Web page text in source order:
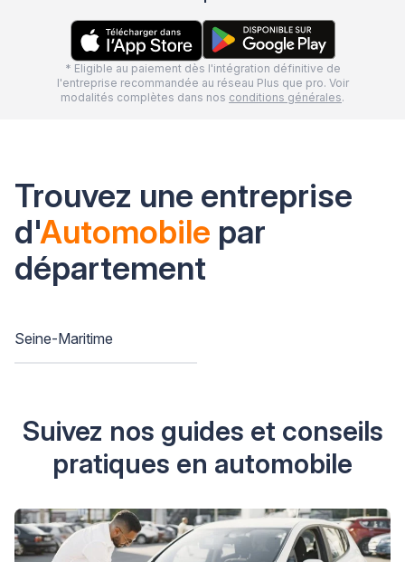
* Eligible au paiement dès l'intégration définitive de
l'entreprise recommandée au réseau Plus que pro. Voir
modalités complètes dans nos conditions générales.
Trouvez une entreprise
d'Automobile par
département
Seine-Maritime
Suivez nos guides et conseils
pratiques en automobile